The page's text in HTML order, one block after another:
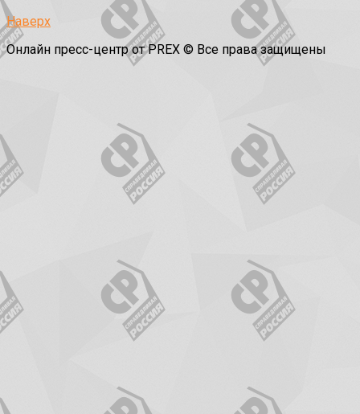
Наверх
Онлайн пресс-центр от PREX © Все права защищены